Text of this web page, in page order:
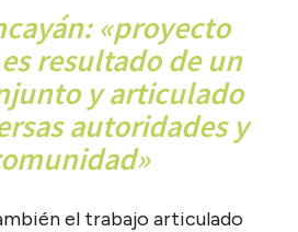
«proyecto
resultado de un
y articulado
autoridades y
el trabajo articulado